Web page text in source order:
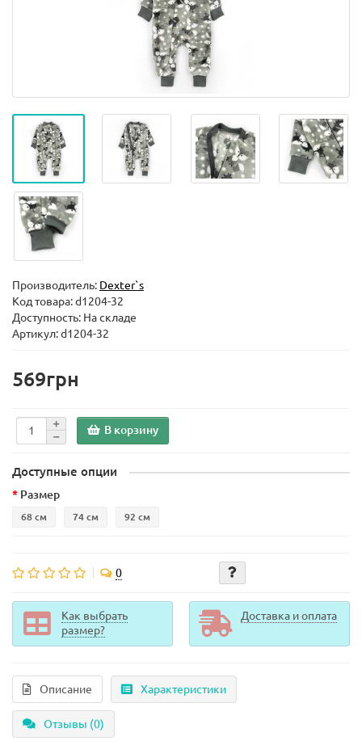
Производитель: Dexter`s
Код товара:d1204-32
Доступность: На складе
Артикул: d1204-32
569грн
В корзину
Доступные опции
Размер
68 см 74 см 92 см
0
Как выбрать
размер?
Доставка и оплата
Описание Характеристики
Отзывы (0)